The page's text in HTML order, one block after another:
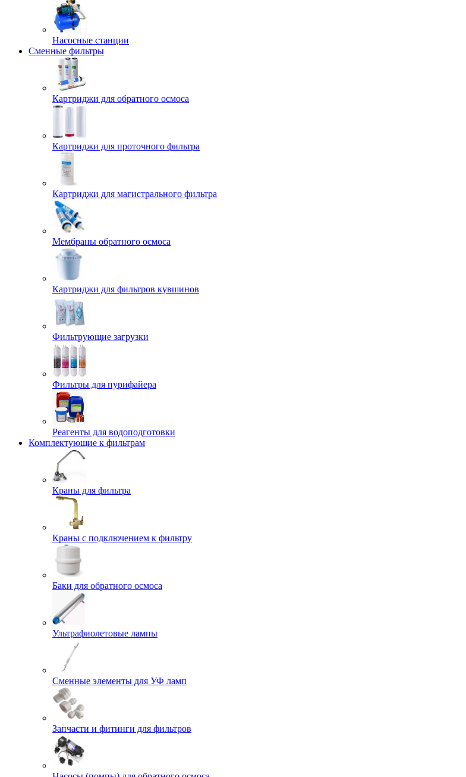
Насосные станции
Сменные фильтры
Картриджи для обратного осмоса
Картриджи для проточного фильтра
Картриджи для магистрального фильтра
Мембраны обратного осмоса
Картриджи для фильтров кувшинов
Фильтрующие загрузки
Фильтры для пурифайера
Реагенты для водоподготовки
Комплектующие к фильтрам
Краны для фильтра
Краны с подключением к фильтру
Баки для обратного осмоса
Ультрафиолетовые лампы
Сменные элементы для УФ ламп
Запчасти и фитинги для фильтров